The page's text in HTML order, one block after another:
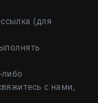
(для
либо
с нами,